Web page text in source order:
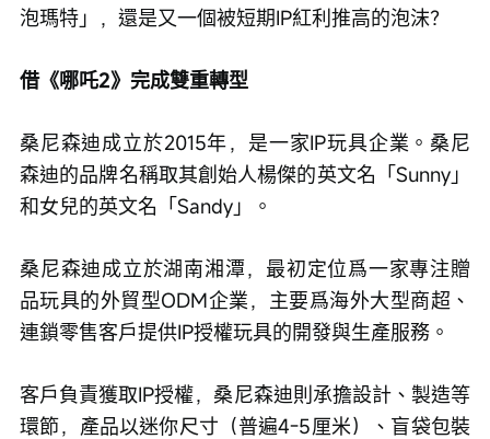
泡瑪特」，還是又一個被短期IP紅利推高的泡沫？
借《哪吒2》完成雙重轉型
桑尼森迪成立於2015年，是一家IP玩具企業。桑尼
森迪的品牌名稱取其創始人楊傑的英文名「Sunny」
和女兒的英文名「Sandy」。
桑尼森迪成立於湖南湘潭，最初定位爲一家專注贈
品玩具的外貿型ODM企業，主要爲海外大型商超、
連鎖零售客戶提供IP授權玩具的開發與生產服務。
客戶負責獲取IP授權，桑尼森迪則承擔設計、製造等
環節，產品以迷你尺寸（普遍4-5厘米）、盲袋包裝